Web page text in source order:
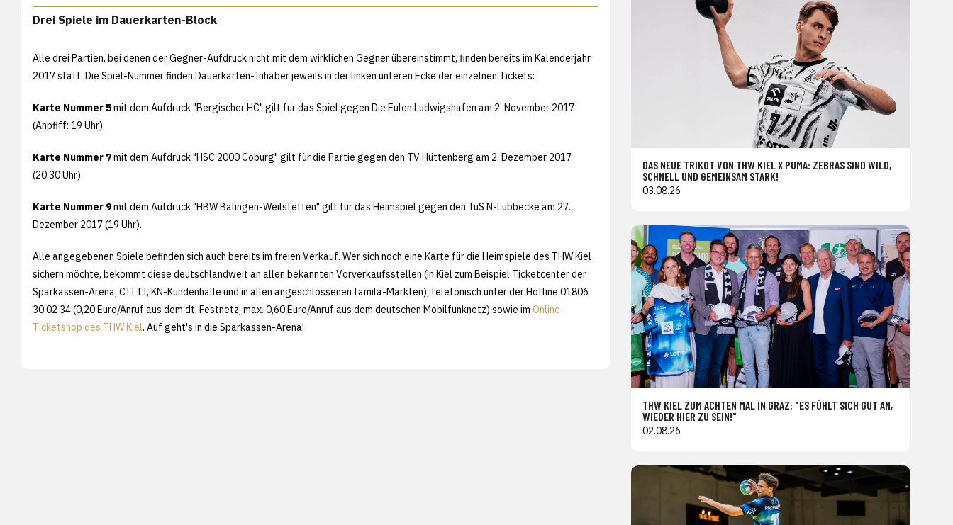
Drei Spiele im Dauerkarten-Block
Alle drei Partien, bei denen der Gegner-Aufdruck nicht mit dem wirklichen Gegner übereinstimmt, finden bereits im Kalenderjahr
2017 statt. Die Spiel-Nummer finden Dauerkarten-Inhaber jeweils in der linken unteren Ecke der einzelnen Tickets:
Karte Nummer 5mit dem Aufdruck "Bergischer HC" gilt für das Spiel gegen Die Eulen Ludwigshafen am 2. November 2017
(Anpfiff: 19 Uhr).
Karte Nummer 7mit dem Aufdruck "HSC 2000 Coburg" gilt für die Partie gegen den TV Hüttenberg am 2. Dezember 2017
(20:30 Uhr).
Karte Nummer 9mit dem Aufdruck "HBW Balingen-Weilstetten" gilt für das Heimspiel gegen den TuS N-Lübbecke am 27.
Dezember 2017 (19 Uhr).
Alle angegebenen Spiele befinden sich auch bereits im freien Verkauf. Wer sich noch eine Karte für die Heimspiele des THW Kiel
sichern möchte, bekommt diese deutschlandweit an allen bekannten Vorverkaufsstellen (in Kiel zum Beispiel Ticketcenter der
Sparkassen-Arena, CITTI, KN-Kundenhalle und in allen angeschlossenen famila-Märkten), telefonisch unter der Hotline 01806
30 02 34 (0,20 Euro/Anruf aus dem dt. Festnetz, max. 0,60 Euro/Anruf aus dem deutschen Mobilfunknetz) sowie im Online-
Ticketshop des THW Kiel. Auf geht's in die Sparkassen-Arena!
DAS NEUE TRIKOT VON THW KIEL X PUMA: ZEBRAS SIND WILD,
SCHNELL UND GEMEINSAM STARK!
03.08.26
THW KIEL ZUM ACHTEN MAL IN GRAZ: "ES FÜHLT SICH GUT AN,
WIEDER HIER ZU SEIN!"
02.08.26